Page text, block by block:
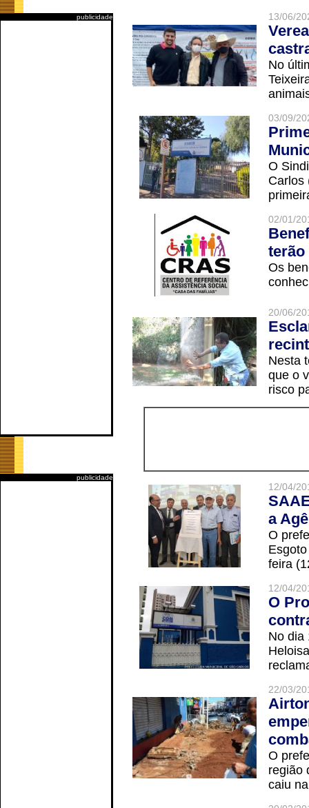
publicidade
publicidade
13/06/
No
03/09/
O
Carlos
02/01/
terão
Os
20/06/
Nesta
que o
risco
12/04/
a
O
feira
12/04/
O
No dia
22/03/
O
região
caiu